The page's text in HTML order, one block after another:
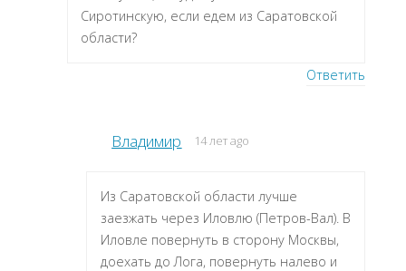
Сиротинскую, если едем из Саратовской
области?
Ответить
Владимир 14 лет ago
Из Саратовской области лучше
заезжать через Иловлю (Петров-Вал). В
Иловле повернуть в сторону Москвы,
доехать до Лога, повернуть налево и